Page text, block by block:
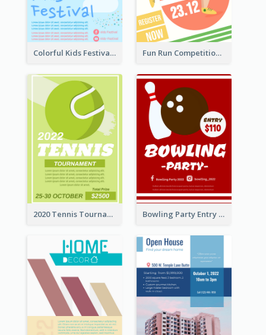
Colorful Kids Festival Flyer Fun Run Competition Flyer
2020 Tennis Tournament Flyer Bowling Party Entry Flyer